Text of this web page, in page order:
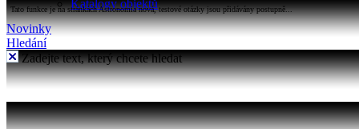
Katalogy objektů
Tato funkce je na stránkách Astronomia nová, testové otázky jsou přidávány postupně...
Novinky
Hledání
Zadejte text, který chcete hledat